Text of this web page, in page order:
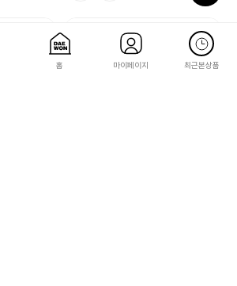
홈 마이페이지 최근본상품